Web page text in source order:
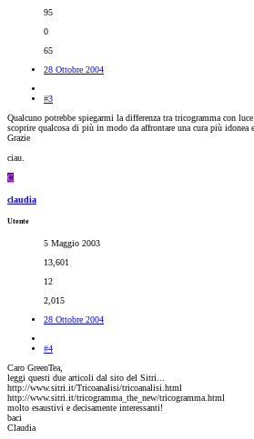
95
0
65
28 Ottobre 2004
#3
Qualcuno potrebbe spiegarmi la differenza tra tricogramma con
scoprire qualcosa di più in modo da affrontare una cura più idonea
Grazie
ciau.
C
claudia
Utente
5 Maggio 2003
13,601
12
2,015
28 Ottobre 2004
#4
Caro GreenTea,
leggi questi due articoli dal sito del Sitri...
http://www.sitri.it/Tricoanalisi/tricoanalisi.html
http://www.sitri.it/tricogramma_the_new/tricogramma.html
molto esaustivi e decisamente interessanti!
baci
Claudia